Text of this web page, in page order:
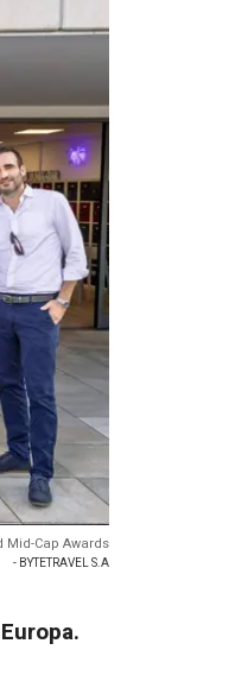
Cap Awards
- BYTETRAVEL S.A